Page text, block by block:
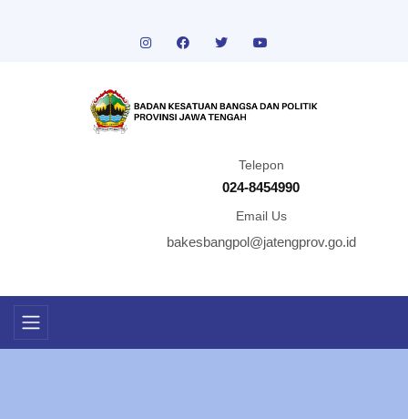
Telepon
024-8454990
Email Us
bakesbangpol@jatengprov.go.id